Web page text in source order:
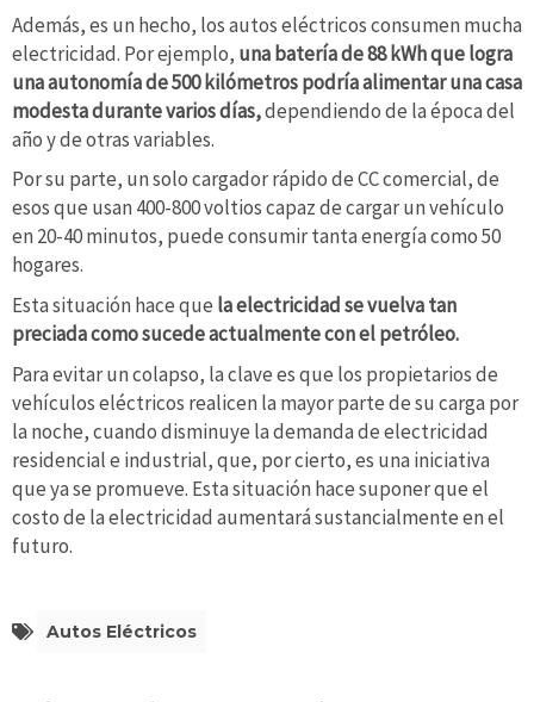
Además, es un hecho, los autos eléctricos consumen mucha
electricidad. Por ejemplo, una batería de 88 kWh que logra
una autonomía de 500 kilómetros podría alimentar una casa
modesta durante varios días,dependiendo de la época del
año y de otras variables.
Por su parte, un solo cargador rápido de CC comercial, de
esos que usan 400-800 voltios capaz de cargar un vehículo
en 20-40 minutos, puede consumir tanta energía como 50
hogares.
Esta situación hace que la electricidad se vuelva tan
preciada como sucede actualmente con el petróleo.
Para evitar un colapso, la clave es que los propietarios de
vehículos eléctricos realicen la mayor parte de su carga por
la noche, cuando disminuye la demanda de electricidad
residencial e industrial, que, por cierto, es una iniciativa
que ya se promueve. Esta situación hace suponer que el
costo de la electricidad aumentará sustancialmente en el
futuro.
Autos Eléctricos